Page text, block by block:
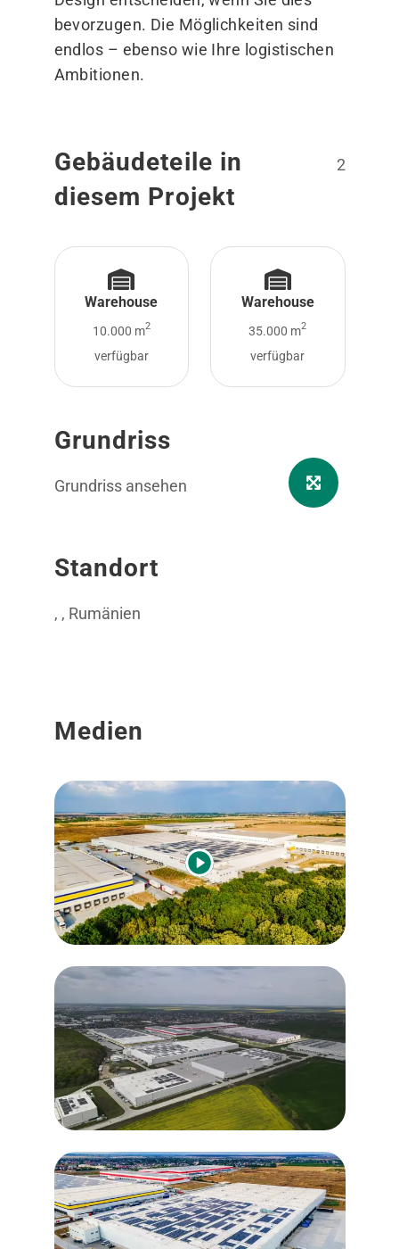
bevorzugen. Die Möglichkeiten sind
endlos – ebenso wie Ihre logistischen
Ambitionen.
Gebäudeteile in
diesem Projekt
2
Warehouse
10.000 m2
verfügbar
Warehouse
35.000 m2
verfügbar
Grundriss
Grundriss ansehen
Standort
, , Rumänien
Medien